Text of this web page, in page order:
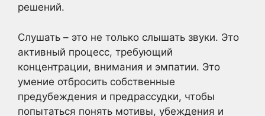
решений.
Слушать – это не только слышать звуки. Это
активный процесс, требующий
концентрации, внимания и эмпатии. Это
умение отбросить собственные
предубеждения и предрассудки, чтобы
попытаться понять мотивы, убеждения и